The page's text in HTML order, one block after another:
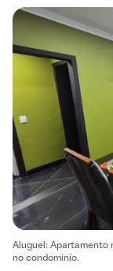
Aluguel: Apartamento
no condomínio.